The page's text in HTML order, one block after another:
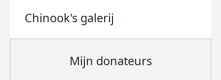
Chinook's galerij
Mijn donateurs